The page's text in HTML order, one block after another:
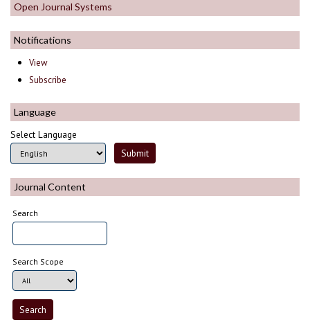
Open Journal Systems
Notifications
View
Subscribe
Language
Select Language
Journal Content
Search
Search Scope